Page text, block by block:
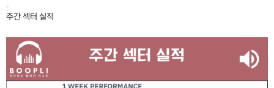
주간 섹터 실적